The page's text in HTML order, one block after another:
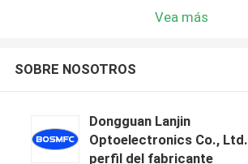
Vea más
SOBRE NOSOTROS
Dongguan Lanjin
Optoelectronics Co., Ltd.
perfil del fabricante